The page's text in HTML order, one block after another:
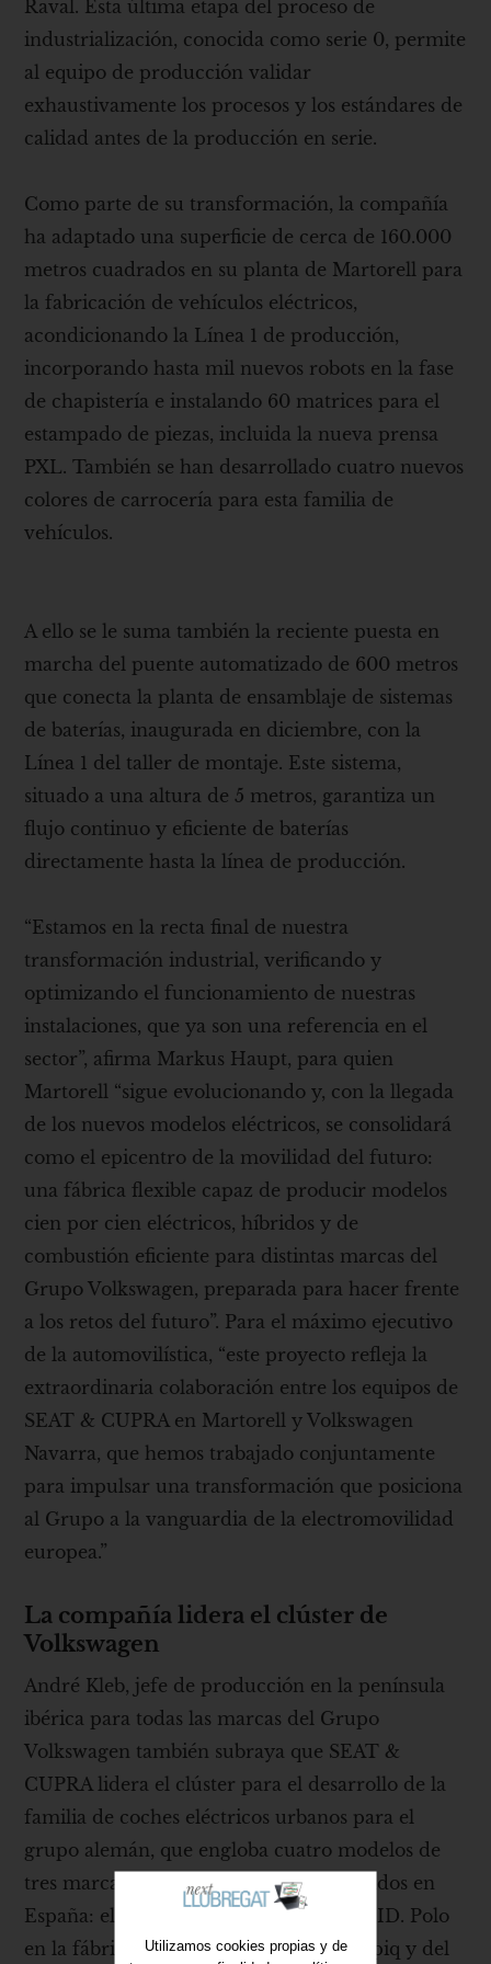
Raval. Esta última etapa del proceso de
industrialización, conocida como serie 0, permite
al equipo de producción validar
exhaustivamente los procesos y los estándares de
calidad antes de la producción en serie.
Como parte de su transformación, la compañía
ha adaptado una superficie de cerca de 160.000
metros cuadrados en su planta de Martorell para
la fabricación de vehículos eléctricos,
acondicionando la Línea 1 de producción,
incorporando hasta mil nuevos robots en la fase
de chapistería e instalando 60 matrices para el
estampado de piezas, incluida la nueva prensa
PXL. También se han desarrollado cuatro nuevos
colores de carrocería para esta familia de
vehículos.
A ello se le suma también la reciente puesta en
marcha del puente automatizado de 600 metros
que conecta la planta de ensamblaje de sistemas
de baterías, inaugurada en diciembre, con la
Línea 1 del taller de montaje. Este sistema,
situado a una altura de 5 metros, garantiza un
flujo continuo y eficiente de baterías
directamente hasta la línea de producción.
“Estamos en la recta final de nuestra
transformación industrial, verificando y
optimizando el funcionamiento de nuestras
instalaciones, que ya son una referencia en el
sector”, afirma Markus Haupt, para quien
Martorell “sigue evolucionando y, con la llegada
de los nuevos modelos eléctricos, se consolidará
como el epicentro de la movilidad del futuro:
una fábrica flexible capaz de producir modelos
cien por cien eléctricos, híbridos y de
combustión eficiente para distintas marcas del
Grupo Volkswagen, preparada para hacer frente
a los retos del futuro”. Para el máximo ejecutivo
de la automovilística, “este proyecto refleja la
extraordinaria colaboración entre los equipos de
SEAT & CUPRA en Martorell y Volkswagen
Navarra, que hemos trabajado conjuntamente
para impulsar una transformación que posiciona
al Grupo a la vanguardia de la electromovilidad
europea.”
La compañía lidera el clúster de
Volkswagen
André Kleb, jefe de producción en la península
ibérica para todas las marcas del Grupo
Volkswagen también subraya que SEAT &
CUPRA lidera el clúster para el desarrollo de la
familia de coches eléctricos urbanos para el
grupo alemán, que engloba cuatro modelos de
tres marcas distintas, todos ellos fabricados en
España: el CUPRA Raval y Volkswagen ID. Polo
en la fábrica de Martorell, y el Skoda Epiq y del
Utilizamos cookies propias y de